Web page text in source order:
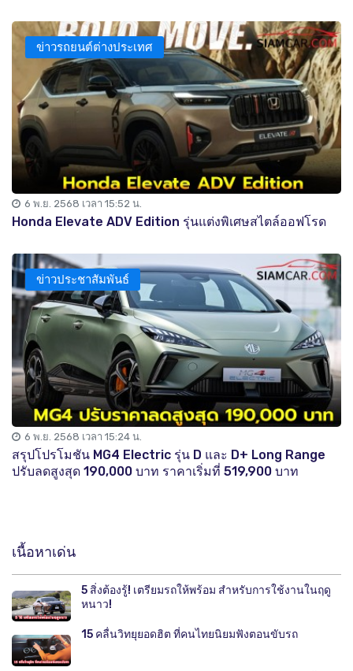
ข่าวรถยนต์ต่างประเทศ
6 พ.ย. 2568 เวลา 15:52 น.
Honda Elevate ADV Edition รุ่นแต่งพิเศษสไตล์ออฟโรด
ข่าวประชาสัมพันธ์
6 พ.ย. 2568 เวลา 15:24 น.
สรุปโปรโมชัน MG4 Electric รุ่น D และ D+ Long Range
ปรับลดสูงสุด 190,000 บาท ราคาเริ่มที่ 519,900 บาท
เนื้อหาเด่น
5 สิ่งต้องรู้! เตรียมรถให้พร้อม สำหรับการใช้งานในฤดู
หนาว!
15 คลื่นวิทยุยอดฮิต ที่คนไทยนิยมฟังตอนขับรถ